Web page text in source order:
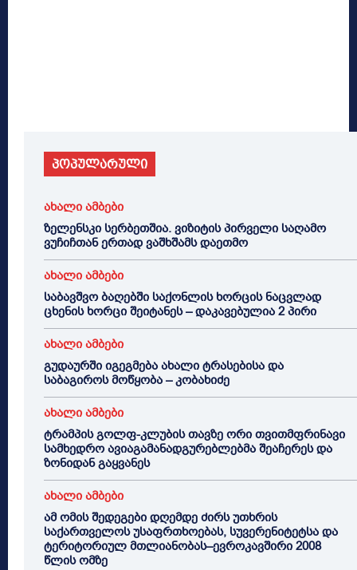
პოპულარული
ახალი ამბები
ზელენსკი სერბეთშია. ვიზიტის პირველი საღამო
ვუჩიჩთან ერთად ვაშხშამს დაეთმო
ახალი ამბები
საბავშვო ბაღებში საქონლის ხორცის ნაცვლად
ცხენის ხორცი შეიტანეს – დაკავებულია 2 პირი
ახალი ამბები
გუდაურში იგეგმება ახალი ტრასებისა და
საბაგიროს მოწყობა – კობახიძე
ახალი ამბები
ტრამპის გოლფ-კლუბის თავზე ორი თვითმფრინავი
სამხედრო ავიაგამანადგურებლებმა შეაჩერეს და
ზონიდან გაყვანეს
ახალი ამბები
ამ ომის შედეგები დღემდე ძირს უთხრის
საქართველოს უსაფრთხოებას, სუვერენიტეტსა და
ტერიტორიულ მთლიანობას–ევროკავშირი 2008
წლის ომზე